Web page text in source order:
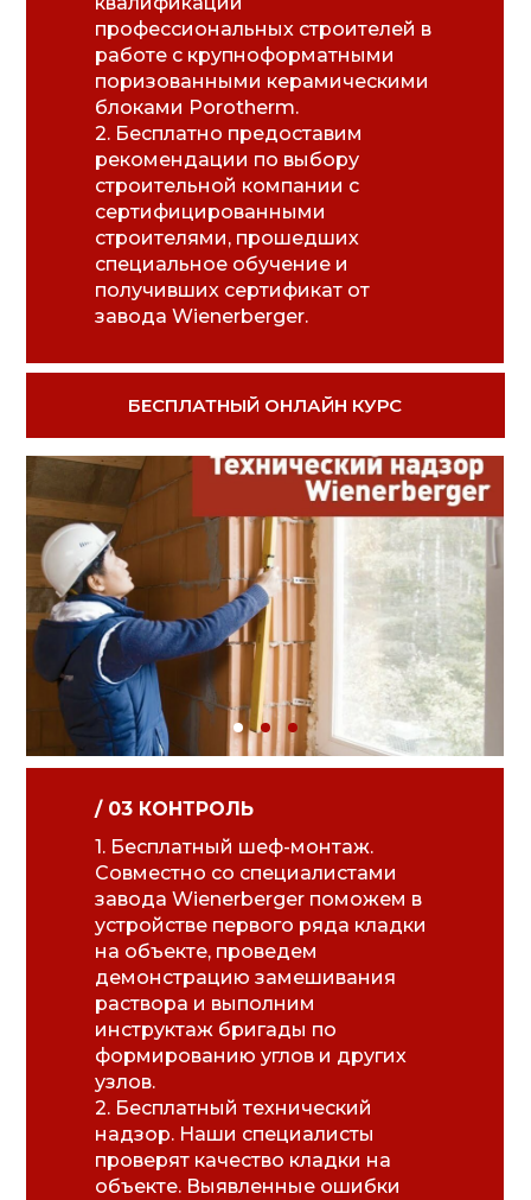
профессиональных строителей в
работе с крупноформатными
поризованными керамическими
блоками Porotherm.
2. Бесплатно предоставим
рекомендации по выбору
строительной компании с
сертифицированными
строителями, прошедших
специальное обучение и
получивших сертификат от
завода Wienerberger.
/ 03 КОНТРОЛЬ
1. Бесплатный шеф-монтаж.
Совместно со специалистами
завода Wienerberger поможем в
устройстве первого ряда кладки
на объекте, проведем
демонстрацию замешивания
раствора и выполним
инструктаж бригады по
формированию углов и других
узлов.
2. Бесплатный технический
надзор. Наши специалисты
проверят качество кладки на
объекте. Выявленные ошибки
БЕСПЛАТНЫЙ ОНЛАЙН КУРС